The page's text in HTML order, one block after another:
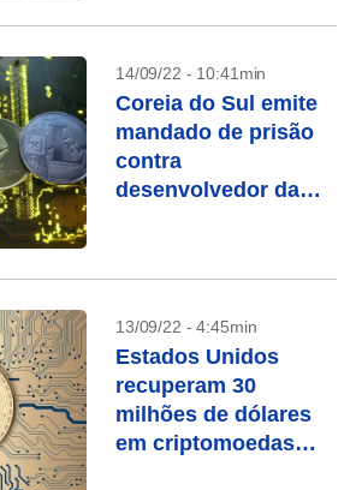
14/09/22 - 10:41min
Coreia do Sul emite
mandado de prisão
contra
desenvolvedor da
13/09/22 - 4:45min
Estados Unidos
recuperam 30
milhões de dólares
em criptomoedas